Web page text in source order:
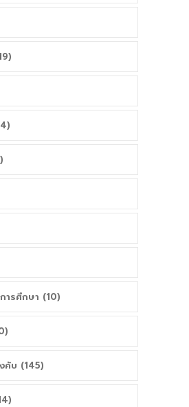
ารศึกษา (10)
คับ (145)